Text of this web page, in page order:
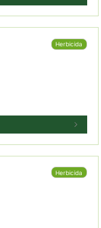
Herbicida
Herbicida